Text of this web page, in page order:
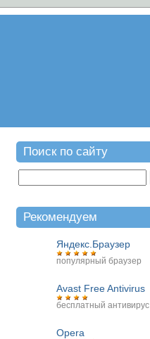
Поиск по сайту
Рекомендуем
Яндекс.Браузер
популярный браузер
Avast Free Antivirus
бесплатный антивирус
Opera